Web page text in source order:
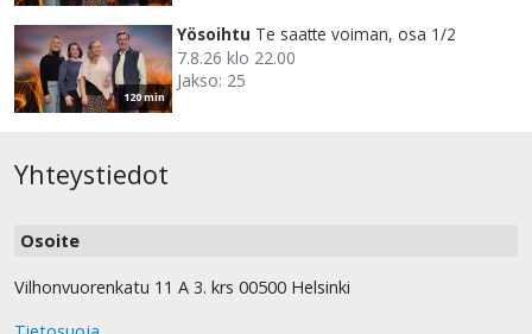
120 min
Yösoihtu Te saatte voiman, osa 1/2
7.8.26 klo 22.00
Jakso: 25
Yhteystiedot
Osoite
Vilhonvuorenkatu 11 A 3. krs 00500 Helsinki